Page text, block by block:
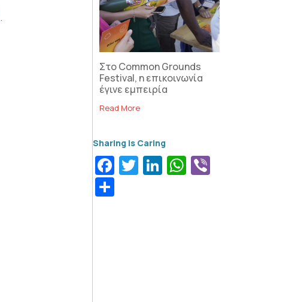
.
Στο Common Grounds
Festival, η επικοινωνία
έγινε εμπειρία
Read More
Facebook
Twitter
LinkedIn
WhatsApp